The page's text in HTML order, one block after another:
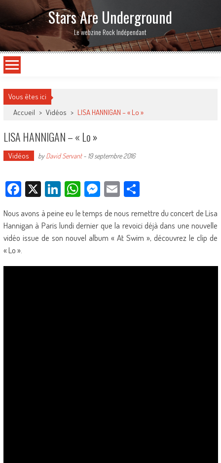
Stars Are Underground
Le webzine Rock Indépendant
Vous êtes ici
Accueil > Vidéos > LISA HANNIGAN – « Lo »
LISA HANNIGAN – « Lo »
Vidéos byDavid Servant- 19 septembre 2016
Facebook
X LinkedIn
WhatsApp
Messenger
EmailPartager
Nous avons à peine eu le temps de nous remettre du concert de Lisa
Hannigan à Paris lundi dernier que la revoici déjà dans une nouvelle
vidéo issue de son nouvel album « At Swim », découvrez le clip de
« Lo ».